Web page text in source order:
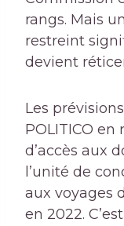
rangs. Mais
restreint
devient
Les
POLITICO
d’accès aux
l’unité de
aux voyages
en 2022.